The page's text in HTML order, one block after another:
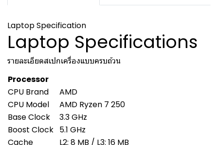
Laptop Specification
Laptop Specifications
รายละเอียดสเปกเครื่องแบบครบถ้วน
Processor
CPU Brand
AMD
CPU Model
AMD Ryzen 7 250
Base Clock
3.3 GHz
Boost Clock 5.1 GHz
Cache
L2: 8 MB / L3: 16 MB